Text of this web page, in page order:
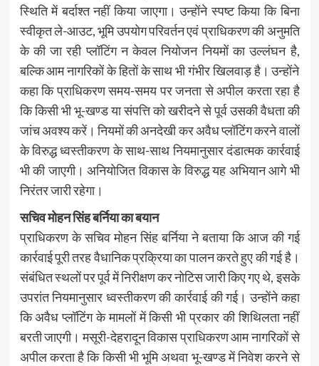
स्थिति में बर्दाश्त नहीं किया जाएगा। उन्होंने स्पष्ट किया कि बिना
स्वीकृत ले-आउट, भूमि उपयोग परिवर्तन एवं प्राधिकरण की अनुमति
के की जा रही प्लॉटिंग न केवल नियोजन नियमों का उल्लंघन है,
बल्कि आम नागरिकों के हितों के साथ भी गंभीर खिलवाड़ है। उन्होंने
कहा कि प्राधिकरण समय-समय पर जनता से अपील करता रहा है
कि किसी भी भू-खण्ड या संपत्ति को खरीदने से पूर्व उसकी वैधता की
जांच अवश्य करें। नियमों की अनदेखी कर अवैध प्लॉटिंग करने वालों
के विरुद्ध ध्वस्तीकरण के साथ-साथ नियमानुसार दंडात्मक कार्रवाई
भी की जाएगी। अनियोजित विकास के विरुद्ध यह अभियान आगे भी
निरंतर जारी रहेगा।
सचिव मोहन सिंह बर्निया का बयान
प्राधिकरण के सचिव मोहन सिंह बर्निया ने बताया कि आज की गई
कार्रवाई पूरी तरह वैधानिक प्रक्रिया का पालन करते हुए की गई है।
संबंधित स्थलों पर पूर्व में निरीक्षण कर नोटिस जारी किए गए थे, इसके
उपरांत नियमानुसार ध्वस्तीकरण की कार्रवाई की गई। उन्होंने कहा
कि अवैध प्लॉटिंग के मामलों में किसी भी प्रकार की शिथिलता नहीं
बरती जाएगी। मसूरी-देहरादून विकास प्राधिकरण आम नागरिकों से
अपील करता है कि किसी भी भूमि अथवा भू-खण्ड में निवेश करने से